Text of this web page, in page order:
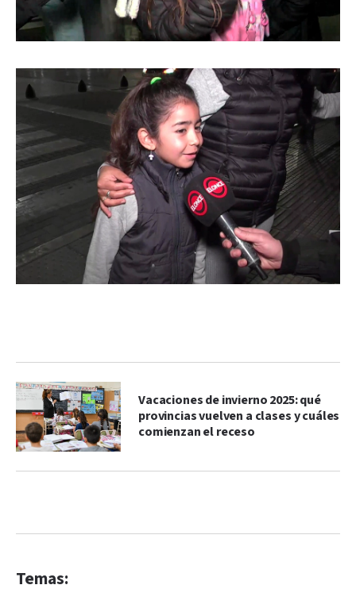
Vacaciones de invierno 2025: qué
provincias vuelven a clases y cuáles
comienzan el receso
Temas: